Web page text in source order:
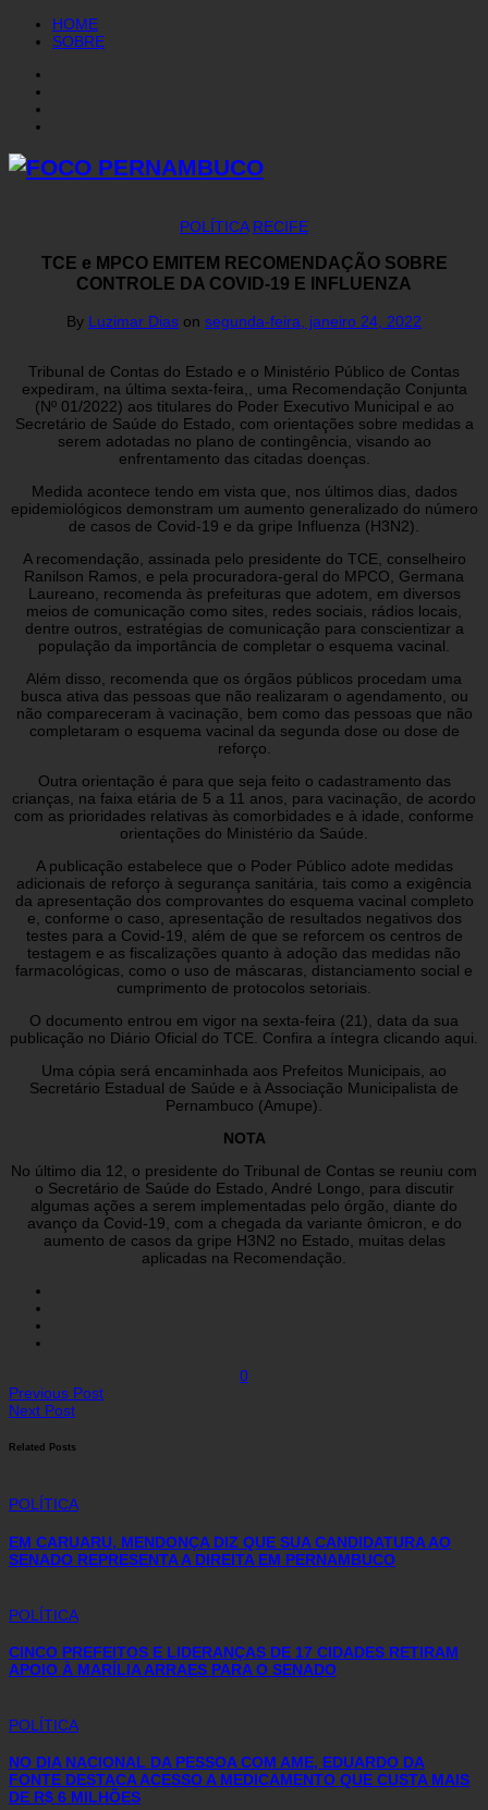
HOME
SOBRE
POLÍTICA RECIFE
TCE e MPCO EMITEM RECOMENDAÇÃO SOBRE
CONTROLE DA COVID-19 E INFLUENZA
By Luzimar Dias on segunda-feira, janeiro 24, 2022
Tribunal de Contas do Estado e o Ministério Público de Contas
expediram, na última sexta-feira,, uma Recomendação Conjunta
(Nº 01/2022) aos titulares do Poder Executivo Municipal e ao
Secretário de Saúde do Estado, com orientações sobre medidas a
serem adotadas no plano de contingência, visando ao
enfrentamento das citadas doenças.
Medida acontece tendo em vista que, nos últimos dias, dados
epidemiológicos demonstram um aumento generalizado do número
de casos de Covid-19 e da gripe Influenza (H3N2).
A recomendação, assinada pelo presidente do TCE, conselheiro
Ranilson Ramos, e pela procuradora-geral do MPCO, Germana
Laureano, recomenda às prefeituras que adotem, em diversos
meios de comunicação como sites, redes sociais, rádios locais,
dentre outros, estratégias de comunicação para conscientizar a
população da importância de completar o esquema vacinal.
Além disso, recomenda que os órgãos públicos procedam uma
busca ativa das pessoas que não realizaram o agendamento, ou
não compareceram à vacinação, bem como das pessoas que não
completaram o esquema vacinal da segunda dose ou dose de
reforço.
Outra orientação é para que seja feito o cadastramento das
crianças, na faixa etária de 5 a 11 anos, para vacinação, de acordo
com as prioridades relativas às comorbidades e à idade, conforme
orientações do Ministério da Saúde.
A publicação estabelece que o Poder Público adote medidas
adicionais de reforço à segurança sanitária, tais como a exigência
da apresentação dos comprovantes do esquema vacinal completo
e, conforme o caso, apresentação de resultados negativos dos
testes para a Covid-19, além de que se reforcem os centros de
testagem e as fiscalizações quanto à adoção das medidas não
farmacológicas, como o uso de máscaras, distanciamento social e
cumprimento de protocolos setoriais.
O documento entrou em vigor na sexta-feira (21), data da sua
publicação no Diário Oficial do TCE. Confira a íntegra clicando aqui.
Uma cópia será encaminhada aos Prefeitos Municipais, ao
Secretário Estadual de Saúde e à Associação Municipalista de
Pernambuco (Amupe).
NOTA
No último dia 12, o presidente do Tribunal de Contas se reuniu com
o Secretário de Saúde do Estado, André Longo, para discutir
algumas ações a serem implementadas pelo órgão, diante do
avanço da Covid-19, com a chegada da variante ômicron, e do
aumento de casos da gripe H3N2 no Estado, muitas delas
aplicadas na Recomendação.
0
Previous Post
Next Post
Related Posts
POLÍTICA
EM CARUARU, MENDONÇA DIZ QUE SUA CANDIDATURA AO
SENADO REPRESENTA A DIREITA EM PERNAMBUCO
POLÍTICA
CINCO PREFEITOS E LIDERANÇAS DE 17 CIDADES RETIRAM
APOIO À MARÍLIA ARRAES PARA O SENADO
POLÍTICA
NO DIA NACIONAL DA PESSOA COM AME, EDUARDO DA
FONTE DESTACA ACESSO A MEDICAMENTO QUE CUSTA MAIS
DE R$ 6 MILHÕES